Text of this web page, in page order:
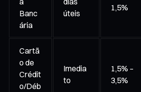
Banc
ária
úteis
1,5%
Cartã
o de
Crédit
o/Déb
Imedia
to
1,5% –
3,5%